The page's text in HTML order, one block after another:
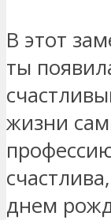
В этот
ты
жизни
днем